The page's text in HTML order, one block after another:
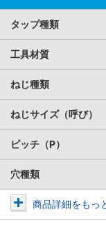
タップ種類
工具材質
ねじ種類
ねじサイズ（呼び）
ピッチ（P）
穴種類
商品詳細をもっ